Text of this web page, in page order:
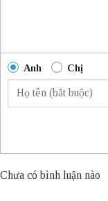
Anh Chị
Chưa có bình luận nào